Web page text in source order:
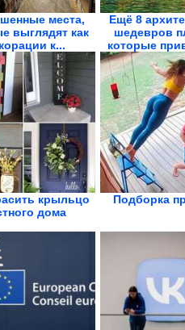
места,
выглядят как
к...
Ещё 8
шедевров
которые
крыльцо
дома
Подборка